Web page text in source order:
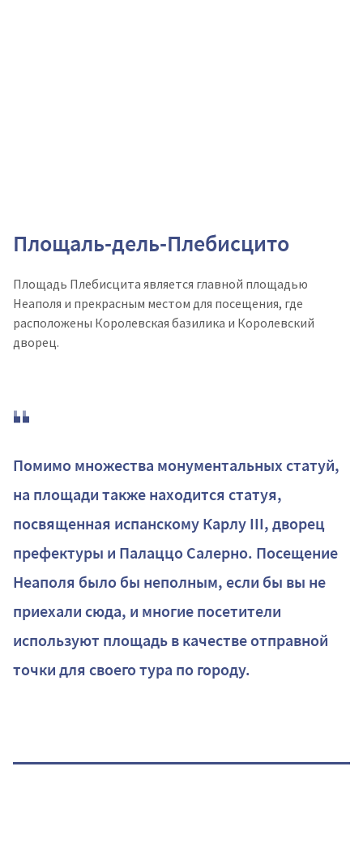
Площаль-дель-Плебисцито
Площадь Плебисцита является главной площадью
Неаполя и прекрасным местом для посещения, где
расположены Королевская базилика и Королевский
дворец.
Помимо множества монументальных статуй,
на площади также находится статуя,
посвященная испанскому Карлу III, дворец
префектуры и Палаццо Салерно. Посещение
Неаполя было бы неполным, если бы вы не
приехали сюда, и многие посетители
используют площадь в качестве отправной
точки для своего тура по городу.